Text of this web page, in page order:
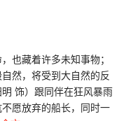
藏着许多未知事物；
然，将受到大自然的反
）跟同伴在狂风暴雨
愿放弃的船长，同时一